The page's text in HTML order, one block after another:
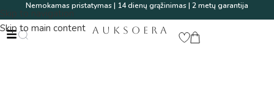
Skip to navigation
Skip to main content
Nemokamas pristatymas | 14 dienų grąžinimas | 2 metų garantija
AUKSOERA